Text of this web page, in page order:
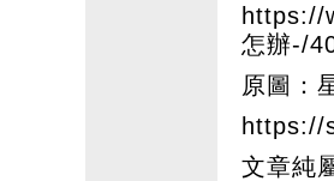
https://
怎辦-/
原圖：
https://
文章純